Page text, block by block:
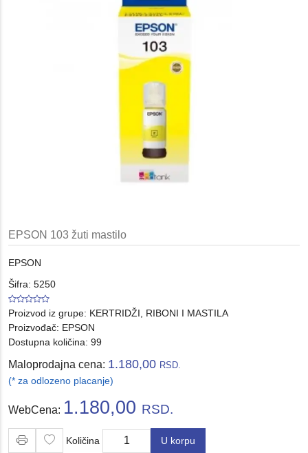
EPSON 103 žuti mastilo
EPSON
Šifra: 5250
Proizvod iz grupe: KERTRIDŽI, RIBONI I MASTILA
Proizvođač: EPSON
Dostupna količina: 99
Maloprodajna cena: 1.180,00 RSD.
(* za odlozeno placanje)
WebCena: 1.180,00 RSD.
Količina
Količina
U korpu